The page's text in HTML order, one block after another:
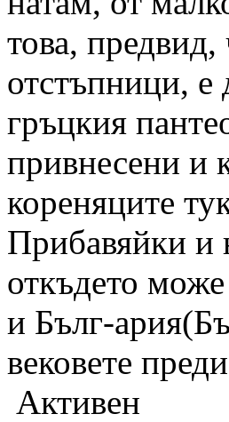
това,
отстъпници, е
гръцкия
привнесени и
кореняците
Прибавяйки и
откъдето
и Бълг-
вековете
Активен